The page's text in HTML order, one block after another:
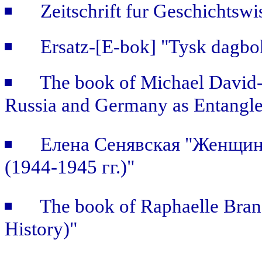
Zeitschrift fur
Ersatz-[E-bok] "Tysk
The book of Michael
Russia and Germany as
Елена Сенявская
(1944-1945 гг.)"
The book of Raphaelle
History)"